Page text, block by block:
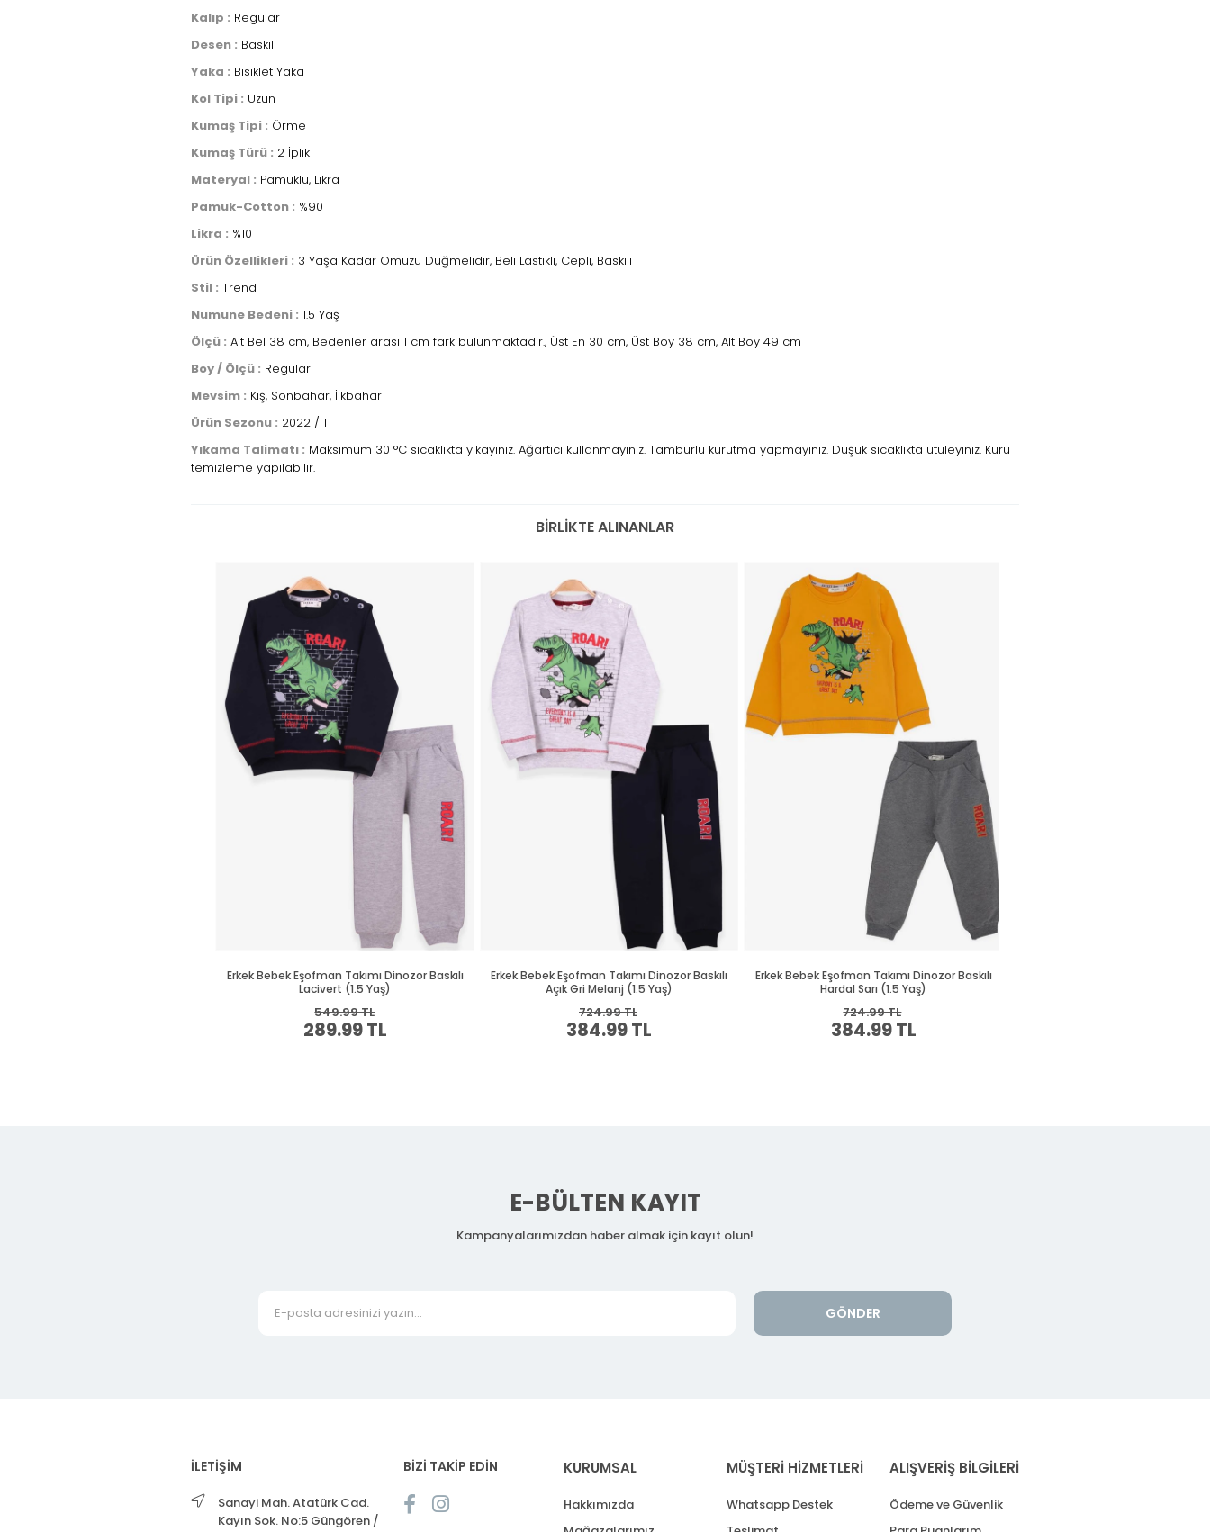
Kalıp : Regular
Desen : Baskılı
Yaka : Bisiklet Yaka
Kol Tipi : Uzun
Kumaş Tipi : Örme
Kumaş Türü : 2 İplik
Materyal : Pamuklu, Likra
Pamuk-Cotton : %90
Likra : %10
Ürün Özellikleri : 3 Yaşa Kadar Omuzu Düğmelidir, Beli Lastikli, Cepli, Baskılı
Stil : Trend
Numune Bedeni : 1.5 Yaş
Ölçü : Alt Bel 38 cm, Bedenler arası 1 cm fark bulunmaktadır., Üst En 30 cm, Üst Boy 38 cm, Alt Boy 49 cm
Boy / Ölçü : Regular
Mevsim : Kış, Sonbahar, İlkbahar
Ürün Sezonu : 2022 / 1
Yıkama Talimatı : Maksimum 30 °C sıcaklıkta yıkayınız. Ağartıcı kullanmayınız. Tamburlu kurutma yapmayınız. Düşük sıcaklıkta ütüleyiniz. Kuru
temizleme yapılabilir.
E-BÜLTEN KAYIT
Kampanyalarımızdan haber almak için kayıt olun!
GÖNDER
İLETİŞİM
Sanayi Mah. Atatürk Cad.
Kayın Sok. No:5 Güngören /
BİZİ TAKİP EDİN KURUMSAL
Hakkımızda
MÜŞTERİ HİZMETLERİ
Whatsapp Destek
ALIŞVERİŞ BİLGİLERİ
Ödeme ve Güvenlik